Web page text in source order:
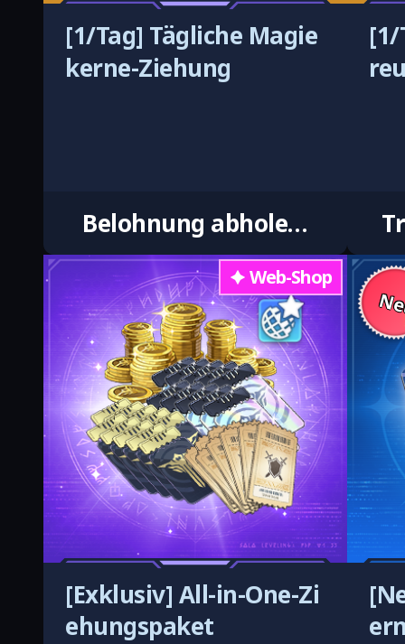
[1/Tag] Tägliche Magie
kerne-Ziehung
Belohnung abholen (1/Tag)
[1/
Web-Shop
[Exklusiv] All-in-One-Zi
ehungspaket